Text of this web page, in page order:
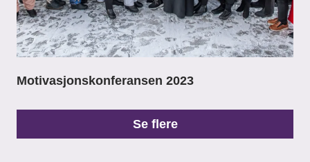
Motivasjonskonferansen 2023
Se flere